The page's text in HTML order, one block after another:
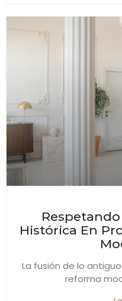
Histórica En
La fusión de lo
reforma